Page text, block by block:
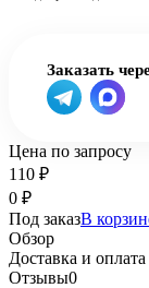
Заказать
Цена по запросу
110 ₽
0 ₽
Под заказВ
Обзор
Доставка и оплата
Отзывы0